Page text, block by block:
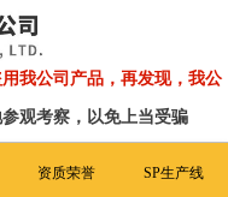
我公司产品，再发现，我公
观考察，以免上当受骗
资质荣誉 SP生产线